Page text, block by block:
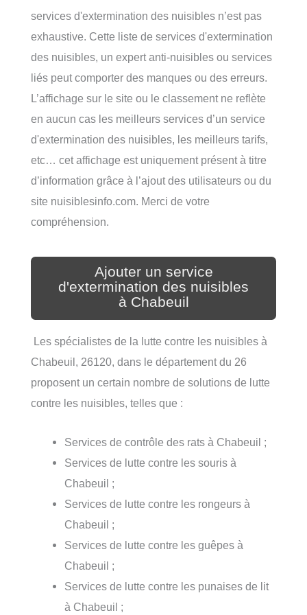
services d'extermination des nuisibles n’est pas
exhaustive. Cette liste de services d'extermination
des nuisibles, un expert anti-nuisibles ou services
liés peut comporter des manques ou des erreurs.
L’affichage sur le site ou le classement ne reflète
en aucun cas les meilleurs services d’un service
d'extermination des nuisibles, les meilleurs tarifs,
etc… cet affichage est uniquement présent à titre
d’information grâce à l’ajout des utilisateurs ou du
site nuisiblesinfo.com. Merci de votre
compréhension.
Ajouter un service
d'extermination des nuisibles
à Chabeuil
Les spécialistes de la lutte contre les nuisibles à
Chabeuil, 26120, dans le département du 26
proposent un certain nombre de solutions de lutte
contre les nuisibles, telles que :
Services de contrôle des rats à Chabeuil ;
Services de lutte contre les souris à
Chabeuil ;
Services de lutte contre les rongeurs à
Chabeuil ;
Services de lutte contre les guêpes à
Chabeuil ;
Services de lutte contre les punaises de lit
à Chabeuil ;